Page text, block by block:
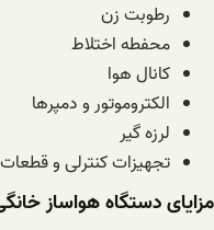
رطوبت زن
محفطه اختلاط
کانال هوا
الکتروموتور و دمپرها
لرزه گیر
تجهیزات کنترلی و
مزایای دستگاه هواساز